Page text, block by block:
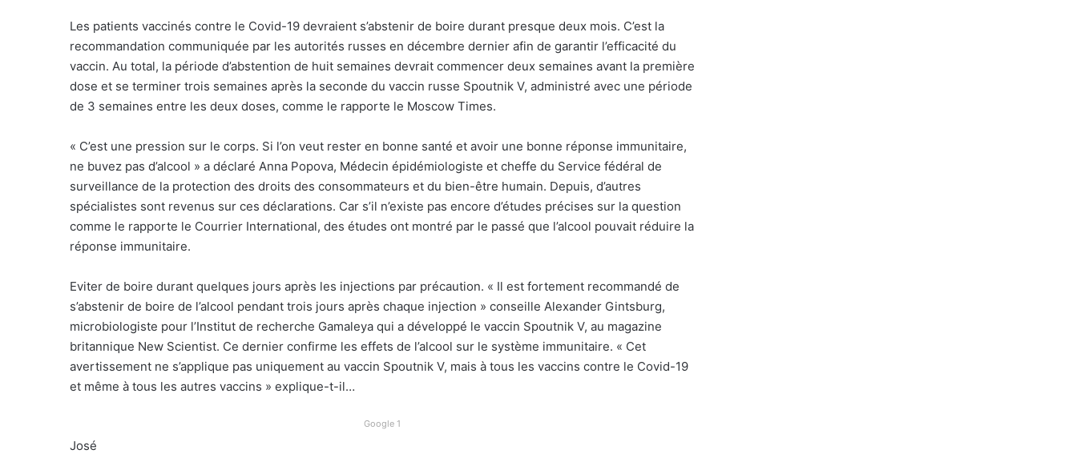
Les patients vaccinés contre le Covid-19 devraient s’abstenir de boire durant presque deux mois. C’est la
recommandation communiquée par les autorités russes en décembre dernier afin de garantir l’efficacité du
vaccin. Au total, la période d’abstention de huit semaines devrait commencer deux semaines avant la première
dose et se terminer trois semaines après la seconde du vaccin russe Spoutnik V, administré avec une période
de 3 semaines entre les deux doses, comme le rapporte le Moscow Times.
« C’est une pression sur le corps. Si l’on veut rester en bonne santé et avoir une bonne réponse immunitaire,
ne buvez pas d’alcool » a déclaré Anna Popova, Médecin épidémiologiste et cheffe du Service fédéral de
surveillance de la protection des droits des consommateurs et du bien-être humain. Depuis, d’autres
spécialistes sont revenus sur ces déclarations. Car s’il n’existe pas encore d’études précises sur la question
comme le rapporte le Courrier International, des études ont montré par le passé que l’alcool pouvait réduire la
réponse immunitaire.
Eviter de boire durant quelques jours après les injections par précaution. « Il est fortement recommandé de
s’abstenir de boire de l’alcool pendant trois jours après chaque injection » conseille Alexander Gintsburg,
microbiologiste pour l’Institut de recherche Gamaleya qui a développé le vaccin Spoutnik V, au magazine
britannique New Scientist. Ce dernier confirme les effets de l’alcool sur le système immunitaire. « Cet
avertissement ne s’applique pas uniquement au vaccin Spoutnik V, mais à tous les vaccins contre le Covid-19
et même à tous les autres vaccins » explique-t-il…
Google 1
José